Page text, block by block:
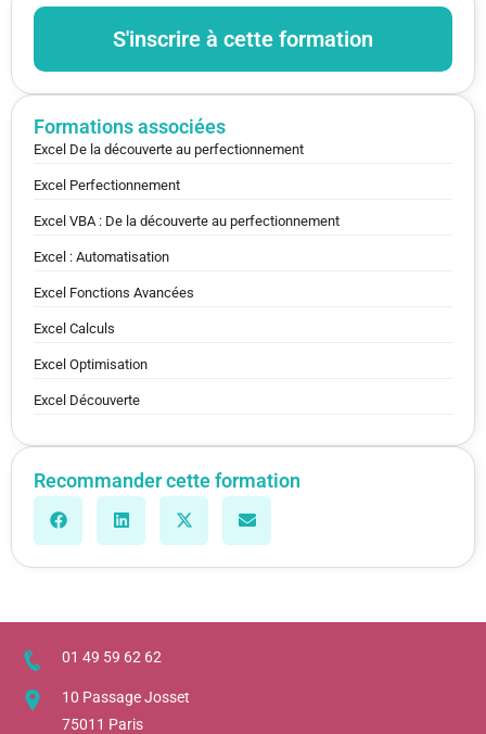
S'inscrire à cette formation
Formations associées
Excel De la découverte au perfectionnement
Excel Perfectionnement
Excel VBA : De la découverte au perfectionnement
Excel : Automatisation
Excel Fonctions Avancées
Excel Calculs
Excel Optimisation
Excel Découverte
Recommander cette formation
01 49 59 62 62
10 Passage Josset
75011 Paris